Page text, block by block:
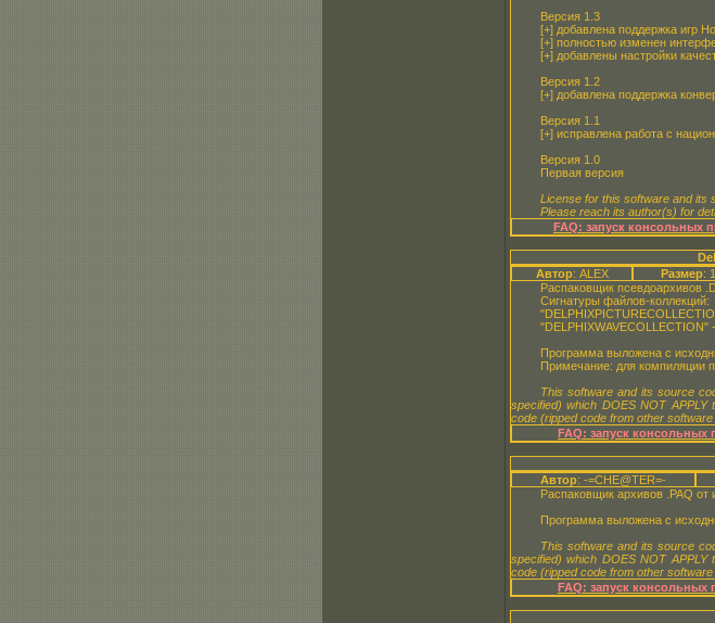
Версия 1.3
[+] добавлена поддержка игр
[+] полностью изменен
[+] добавлены настройки
Версия 1.2
[+] добавлена поддержка
Версия 1.1
[+] исправлена работа с
Версия 1.0
Первая версия
License for this software and its
Please reach its author(s) for
FAQ: запуск консольных
Автор: ALEX Размер:
Распаковщик псевдоархивов
Сигнатуры файлов-коллекций:
"DELPHIXWAVECOLLECTION"
Программа выложена с
Примечание: для компиляции
This software and its source
specified) which DOES NOT
code (ripped code from other software
FAQ: запуск консольных
Автор: -=CHE@TER=-
Распаковщик архивов .PAQ от
Программа выложена с
This software and its source
specified) which DOES NOT
code (ripped code from other software
FAQ: запуск консольных